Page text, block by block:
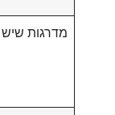
מדרגות שיש